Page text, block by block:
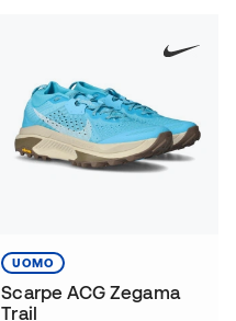
UOMO
Scarpe ACG Zegama
Trail